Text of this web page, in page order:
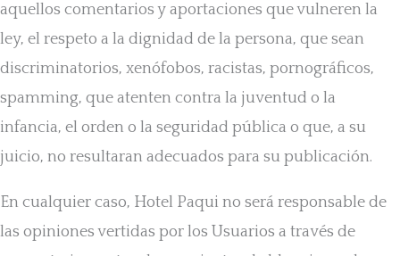
aquellos comentarios y aportaciones que vulneren la
ley, el respeto a la dignidad de la persona, que sean
discriminatorios, xenófobos, racistas, pornográficos,
spamming, que atenten contra la juventud o la
infancia, el orden o la seguridad pública o que, a su
juicio, no resultaran adecuados para su publicación.
En cualquier caso, Hotel Paqui no será responsable de
las opiniones vertidas por los Usuarios a través de